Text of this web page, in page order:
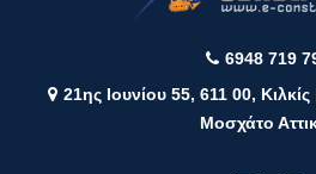
6948 719
21ης Ιουνίου 55, 611 00,
Μοσχάτο